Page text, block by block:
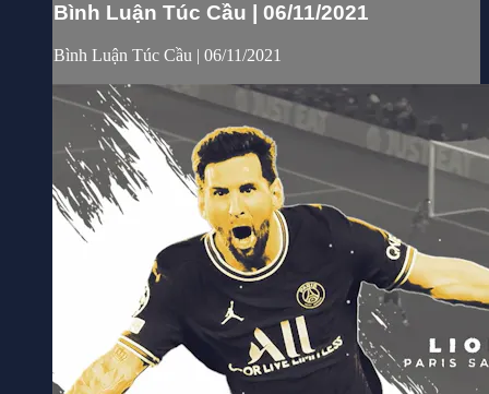
Bình Luận Túc Cầu | 06/11/2021
Bình Luận Túc Cầu | 06/11/2021